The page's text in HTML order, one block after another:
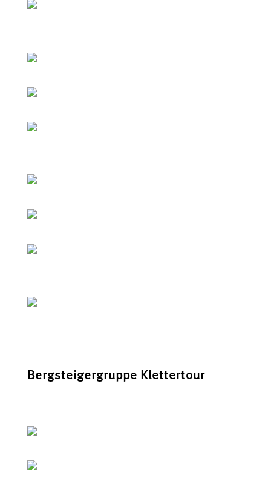
Bergsteigergruppe Klettertour